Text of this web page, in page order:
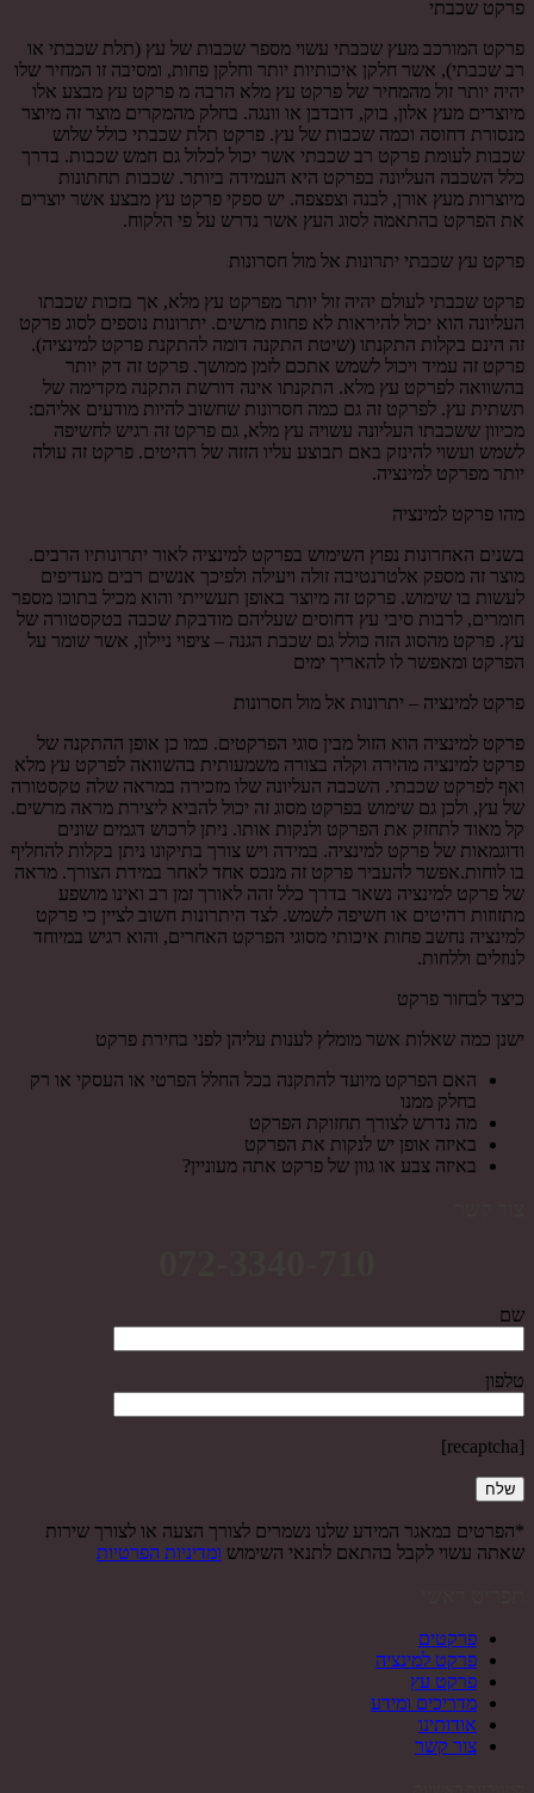
פרקט שכבתי
פרקט המורכב מעץ שכבתי עשוי מספר שכבות של עץ (תלת שכבתי או
רב שכבתי), אשר חלקן איכותיות יותר וחלקן פחות, ומסיבה זו המחיר שלו
יהיה יותר זול מהמחיר של פרקט עץ מלא הרבה מ פרקט עץ מבצע אלו
מיוצרים מעץ אלון, בוק, דובדבן או וונגה. בחלק מהמקרים מוצר זה מיוצר
מנסורת דחוסה וכמה שכבות של עץ. פרקט תלת שכבתי כולל שלוש
שכבות לעומת פרקט רב שכבתי אשר יכול לכלול גם חמש שכבות. בדרך
כלל השכבה העליונה בפרקט היא העמידה ביותר. שכבות תחתונות
מיוצרות מעץ אורן, לבנה וצפצפה. יש ספקי פרקט עץ מבצע אשר יוצרים
את הפרקט בהתאמה לסוג העץ אשר נדרש על פי הלקוח.
פרקט עץ שכבתי יתרונות אל מול חסרונות
פרקט שכבתי לעולם יהיה זול יותר מפרקט עץ מלא, אך בזכות שכבתו
העליונה הוא יכול להיראות לא פחות מרשים. יתרונות נוספים לסוג פרקט
זה הינם בקלות התקנתו (שיטת התקנה דומה להתקנת פרקט למינציה).
פרקט זה עמיד ויכול לשמש אתכם לזמן ממושך. פרקט זה דק יותר
בהשוואה לפרקט עץ מלא. התקנתו אינה דורשת התקנה מקדימה של
תשתית עץ. לפרקט זה גם כמה חסרונות שחשוב להיות מודעים אליהם:
מכיוון ששכבתו העליונה עשויה עץ מלא, גם פרקט זה רגיש לחשיפה
לשמש ועשוי להינזק באם תבוצע עליו הזזה של רהיטים. פרקט זה עולה
יותר מפרקט למינציה.
מהו פרקט למינציה
בשנים האחרונות נפוץ השימוש בפרקט למינציה לאור יתרונותיו הרבים.
מוצר זה מספק אלטרנטיבה זולה ויעילה ולפיכך אנשים רבים מעדיפים
לעשות בו שימוש. פרקט זה מיוצר באופן תעשייתי והוא מכיל בתוכו מספר
חומרים, לרבות סיבי עץ דחוסים שעליהם מודבקת שכבה בטקסטורה של
עץ. פרקט מהסוג הזה כולל גם שכבת הגנה – ציפוי ניילון, אשר שומר על
הפרקט ומאפשר לו להאריך ימים
פרקט למינציה – יתרונות אל מול חסרונות
פרקט למינציה הוא הזול מבין סוגי הפרקטים. כמו כן אופן ההתקנה של
פרקט למינציה מהירה וקלה בצורה משמעותית בהשוואה לפרקט עץ מלא
ואף לפרקט שכבתי. השכבה העליונה שלו מזכירה במראה שלה טקסטורה
של עץ, ולכן גם שימוש בפרקט מסוג זה יכול להביא ליצירת מראה מרשים.
קל מאוד לתחזק את הפרקט ולנקות אותו. ניתן לרכוש דגמים שונים
ודוגמאות של פרקט למינציה. במידה ויש צורך בתיקונו ניתן בקלות להחליף
בו לוחות.אפשר להעביר פרקט זה מנכס אחד לאחר במידת הצורך. מראה
של פרקט למינציה נשאר בדרך כלל זהה לאורך זמן רב ואינו מושפע
מתזוזות רהיטים או חשיפה לשמש. לצד היתרונות חשוב לציין כי פרקט
למינציה נחשב פחות איכותי מסוגי הפרקט האחרים, והוא רגיש במיוחד
לנוזלים וללחות.
כיצד לבחור פרקט
ישנן כמה שאלות אשר מומלץ לענות עליהן לפני בחירת פרקט
האם הפרקט מיועד להתקנה בכל החלל הפרטי או העסקי או רק
בחלק ממנו
מה נדרש לצורך תחזוקת הפרקט
באיזה אופן יש לנקות את הפרקט
באיזה צבע או גוון של פרקט אתה מעוניין?
שם
טלפון
[recaptcha]
*הפרטים במאגר המידע שלנו נשמרים לצורך הצעה או לצורך שירות
שאתה עשוי לקבל בהתאם לתנאי השימוש ומדיניות הפרטיות
פרקטים
פרקט למינציה
פרקט עץ
מדריכים ומידע
אודותינו
צור קשר